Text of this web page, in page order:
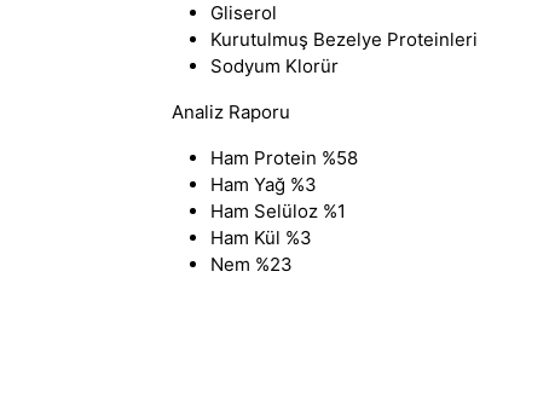
Gliserol
Kurutulmuş Bezelye Proteinleri
Sodyum Klorür
Analiz Raporu
Ham Protein %58
Ham Yağ %3
Ham Selüloz %1
Ham Kül %3
Nem %23